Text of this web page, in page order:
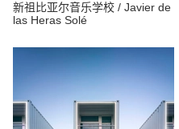
新祖比亚尔音乐学校 / Javier de
las Heras Solé